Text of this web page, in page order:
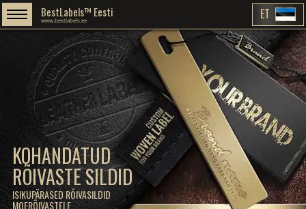
KOHANDATUD
RÕIVASTE SILDID
ISIKUPÄRASED RÕIVASILDID
MOERÕIVASTELE
BestLabels™ Eesti
www.bestlabels.ee ET